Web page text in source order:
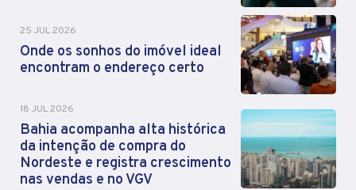
25 JUL 2026
Onde os sonhos do imóvel ideal
encontram o endereço certo
18 JUL 2026
Bahia acompanha alta histórica
da intenção de compra do
Nordeste e registra crescimento
nas vendas e no VGV